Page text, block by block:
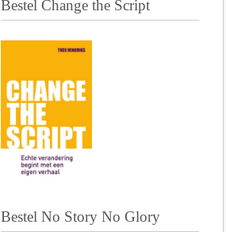
Bestel Change the Script
Bestel No Story No Glory